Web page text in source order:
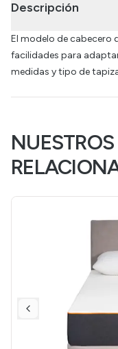
Descripción
El modelo de cabecero
facilidades para
medidas y tipo de